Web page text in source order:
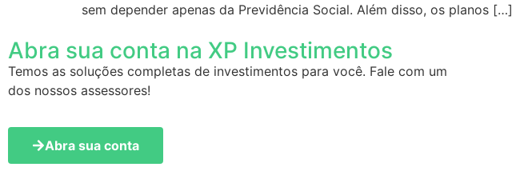
sem depender apenas da Previdência Social. Além disso, os planos […]
Abra sua conta na XP Investimentos
Temos as soluções completas de investimentos para você. Fale com um
dos nossos assessores!
Abra sua conta